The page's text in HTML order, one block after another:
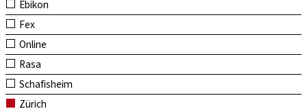
Ebikon
Fex
Online
Rasa
Schafisheim
Zürich